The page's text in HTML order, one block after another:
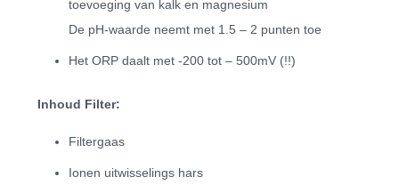
toevoeging van kalk en magnesium
De pH-waarde neemt met 1.5 – 2 punten toe
Het ORP daalt met -200 tot – 500mV (!!)
Inhoud Filter:
Filtergaas
Ionen uitwisselings hars